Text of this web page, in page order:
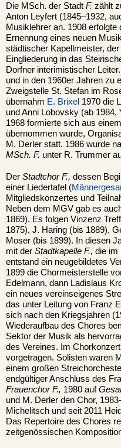
Die MSch. der Stadt F. zählt
Anton Leyfert (1845–1932,
Musiklehrer an. 1908
Ernennung eines neuen
städtischer Kapellmeister,
Eingliederung in das
Dorfner interimistischer
und in den 1960er Jahren zu
Zweigstelle St. Stefan im
übernahm E. Brixel 1970 die
und Anni Lobovsky (ab
1968 formierte sich aus
übernommen wurde,
M. Derler statt. 1986 wurde
MSch. F. unter R. Trummer
Der Stadtchor F., dessen
einer Liedertafel (
Mitgliedskonzertes und
Neben dem MGV gab es
1869). Es folgen Vinzenz
1875), J. Haring (bis 1889),
Moser (bis 1899). In diesen
mit der Stadtkapelle F., die im
entstand ein neugebildetes
1899 die Chormeisterstelle
Edelmann, dann Ladislaus
ein neues vereinseigenes
das unter Leitung von Franz
sich nach den Kriegsjahren
Wiederaufbau des Chores
Sektor der Musik als
des Vereines. Im
vorgetragen. Solisten waren
einem großen
endgültiger Anschluss des
Frauenchor F., 1980 auf
und M. Derler den Chor,
Michelitsch und seit 2011
Das Repertoire des Chores
zeitgenössischen